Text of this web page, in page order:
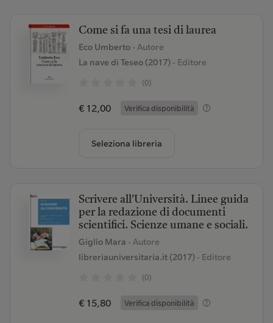
Come si fa una tesi di laurea
Eco Umberto - Autore
La nave di Teseo (2017)- Editore
(0)
€ 12,00 Verifica disponibilità
Seleziona libreria
Scrivere all'Università. Linee guida
per la redazione di documenti
scientifici. Scienze umane e sociali.
Giglio Mara - Autore
libreriauniversitaria.it (2017)- Editore
(0)
€ 15,80 Verifica disponibilità